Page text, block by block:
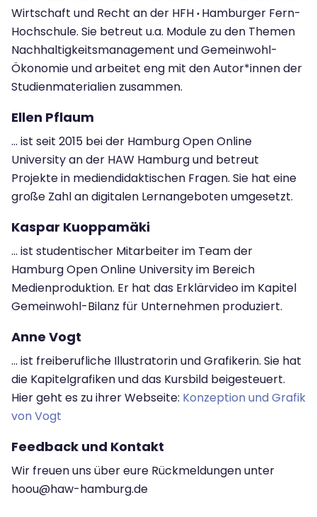
Wirtschaft und Recht an der HFH · Hamburger Fern-
Hochschule. Sie betreut u.a. Module zu den Themen
Nachhaltigkeitsmanagement und Gemeinwohl-
Ökonomie und arbeitet eng mit den Autor*innen der
Studienmaterialien zusammen.
Ellen Pflaum
... ist seit 2015 bei der Hamburg Open Online
University an der HAW Hamburg und betreut
Projekte in mediendidaktischen Fragen. Sie hat eine
große Zahl an digitalen Lernangeboten umgesetzt.
Kaspar Kuoppamäki
... ist studentischer Mitarbeiter im Team der
Hamburg Open Online University im Bereich
Medienproduktion. Er hat das Erklärvideo im Kapitel
Gemeinwohl-Bilanz für Unternehmen produziert.
Anne Vogt
... ist freiberufliche Illustratorin und Grafikerin. Sie hat
die Kapitelgrafiken und das Kursbild beigesteuert.
Hier geht es zu ihrer Webseite: Konzeption und Grafik
von Vogt
Feedback und Kontakt
Wir freuen uns über eure Rückmeldungen unter
hoou@haw-hamburg.de